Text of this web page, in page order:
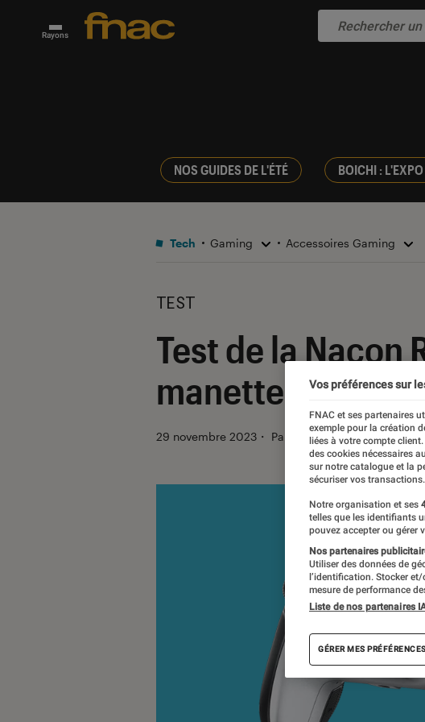
Rayons
NOS GUIDES DE L'ÉTÉ BOICHI :
Tech Gaming Accessoires Gaming
TEST
Test de la Nacon
manette pro-
29 novembre 2023 ・ Par Sofian Nouira
Vos préférences sur
FNAC et ses partenaires
exemple pour la création
liées à votre compte
des cookies nécessaires
sur notre catalogue et la
sécuriser vos transactions.
Notre organisation et ses
telles que les identifiants
pouvez accepter ou gérer
Nos partenaires
Utiliser des données de
l’identification. Stocker
mesure de performance
Liste de nos partenaires
GÉRER MES PRÉFÉRENCES